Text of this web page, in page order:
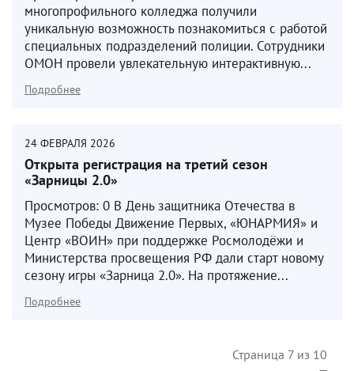
многопрофильного колледжа получили
уникальную возможность познакомиться с работой
специальных подразделений полиции. Сотрудники
ОМОН провели увлекательную интерактивную...
Подробнее
24 ФЕВРАЛЯ 2026
Открыта регистрация на третий сезон
«Зарницы 2.0»
Просмотров: 0 В День защитника Отечества в
Музее Победы Движение Первых, «ЮНАРМИЯ» и
Центр «ВОИН» при поддержке Росмолодёжи и
Министерства просвещения РФ дали старт новому
сезону игры «Зарница 2.0». На протяжение...
Подробнее
Страница 7 из 10